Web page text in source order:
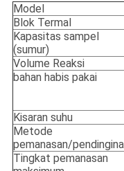
Model
Blok Termal
Kapasitas sampel
(sumur)
Volume Reaksi
bahan habis pakai
Kisaran suhu
Metode
pemanasan/
Tingkat pemanasan